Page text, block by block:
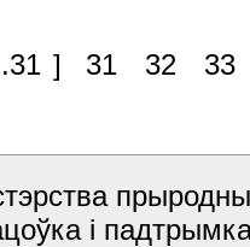
] 31 32 33
і